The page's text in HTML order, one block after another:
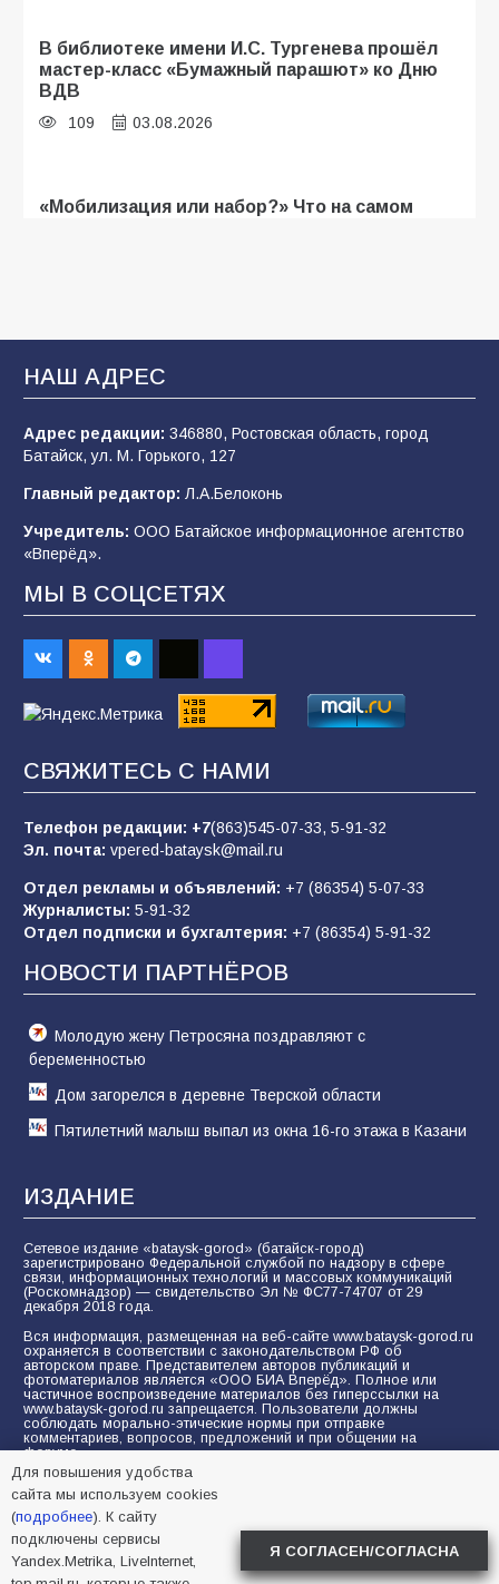
В библиотеке имени И.С. Тургенева прошёл
мастер-класс «Бумажный парашют» ко Дню
ВДВ
109 03.08.2026
«Мобилизация или набор?» Что на самом
В Батайске продолжаются дорожные работы
106 04.08.2026
Будет ли мобилизация в России в 2026 году
после выборов: в Госдуме дали ответ
105 06.08.2026
В детском саду № 35 дети освоили
строительные профессии в ходе
спортивного праздника
07.08.2026
«Слухами Москву не возьмёшь»: почему
отчаяние, а не разведка
83 02.08.2026
Батайчане вышли в финал Всероссийского
конкурса «Большая перемена»
61 04.08.2026
НАШ АДРЕС
Адрес редакции: 346880, Ростовская область, город
Батайск, ул. М. Горького, 127
Главный редактор: Л.А.Белоконь
Учредитель: ООО Батайское информационное агентство
«Вперёд».
МЫ В СОЦСЕТЯХ
СВЯЖИТЕСЬ С НАМИ
Телефон редакции: +7(863)545-07-33, 5-91-32
Эл. почта: vpered-bataysk@mail.ru
Отдел рекламы и объявлений: +7 (86354) 5-07-33
Журналисты: 5-91-32
Отдел подписки и бухгалтерия: +7 (86354) 5-91-32
НОВОСТИ ПАРТНЁРОВ
Молодую жену Петросяна поздравляют с
беременностью
Дом загорелся в деревне Тверской области
Пятилетний малыш выпал из окна 16-го этажа в Казани
ИЗДАНИЕ
Сетевое издание «bataysk-gorod» (батайск-город)
зарегистрировано Федеральной службой по надзору в сфере
связи, информационных технологий и массовых коммуникаций
(Роскомнадзор) — свидетельство Эл № ФС77-74707 от 29
декабря 2018 года.
Вся информация, размещенная на веб-сайте www.bataysk-gorod.ru
охраняется в соответствии с законодательством РФ об
авторском праве. Представителем авторов публикаций и
фотоматериалов является «ООО БИА Вперёд». Полное или
частичное воспроизведение материалов без гиперссылки на
www.bataysk-gorod.ru запрещается. Пользователи должны
соблюдать морально-этические нормы при отправке
комментариев, вопросов, предложений и при общении на
форуме.
Политика конфиденциальности и защиты информации
Согласие на обработку персональных данных с помощью
сервисов Yandex.Metrika, LiveInternet, top.mail.ru
© 2005-2026 БИА «ВПЕРЕД»
Для повышения удобства
сайта мы используем cookies
(подробнее). К сайту
подключены сервисы
Yandex.Metrika, LiveInternet,
Я СОГЛАСЕН/СОГЛАСНА